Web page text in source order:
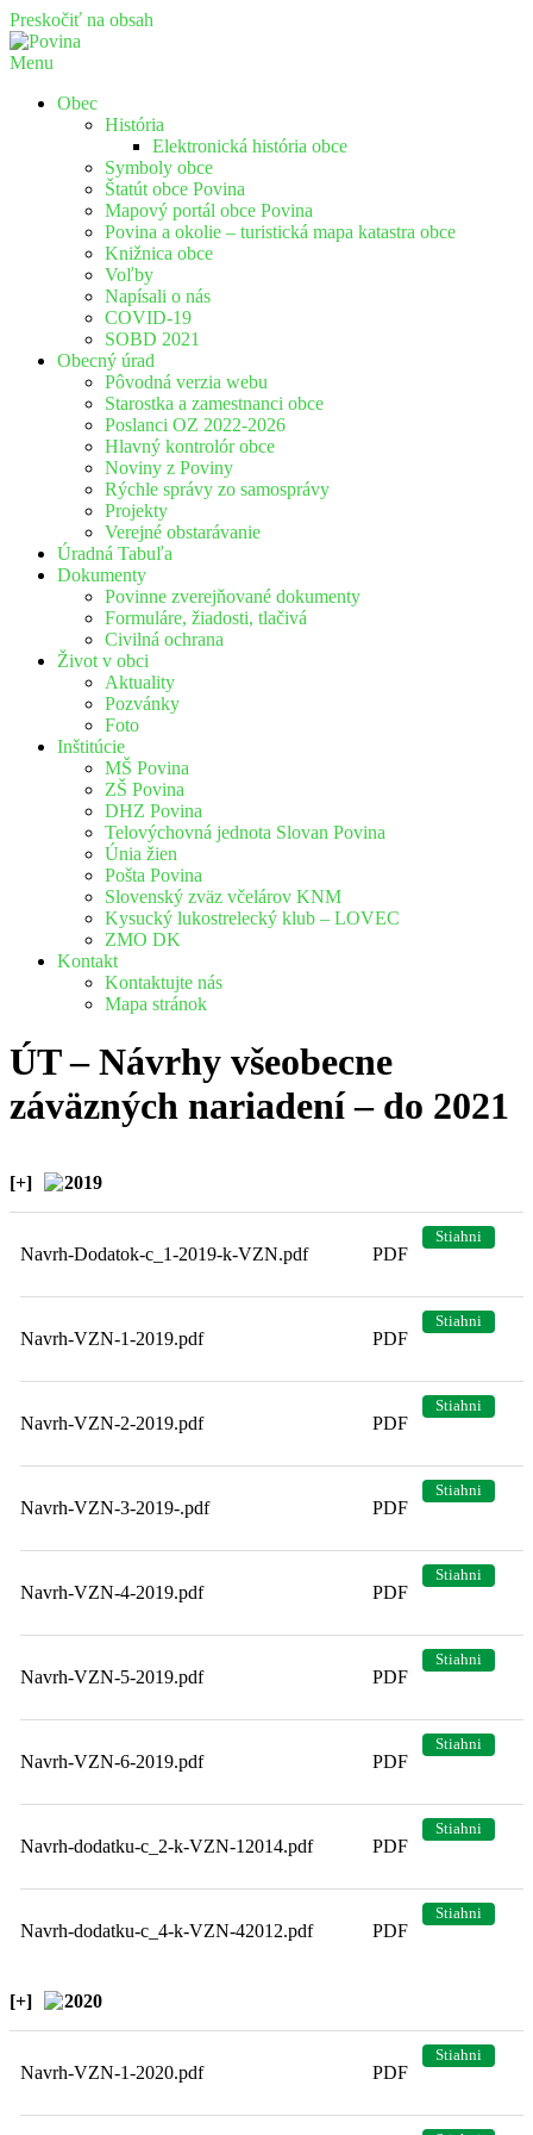
Preskočiť na obsah
Menu
Obec
História
Elektronická história obce
Symboly obce
Štatút obce Povina
Mapový portál obce Povina
Povina a okolie – turistická mapa katastra obce
Knižnica obce
Voľby
Napísali o nás
COVID-19
SOBD 2021
Obecný úrad
Pôvodná verzia webu
Starostka a zamestnanci obce
Poslanci OZ 2022-2026
Hlavný kontrolór obce
Noviny z Poviny
Rýchle správy zo samosprávy
Projekty
Verejné obstarávanie
Úradná Tabuľa
Dokumenty
Povinne zverejňované dokumenty
Formuláre, žiadosti, tlačivá
Civilná ochrana
Život v obci
Aktuality
Pozvánky
Foto
Inštitúcie
MŠ Povina
ZŠ Povina
DHZ Povina
Telovýchovná jednota Slovan Povina
Únia žien
Pošta Povina
Slovenský zväz včelárov KNM
Kysucký lukostrelecký klub – LOVEC
ZMO DK
Kontakt
Kontaktujte nás
Mapa stránok
ÚT – Návrhy všeobecne
záväzných nariadení – do 2021
2019
[+]
Navrh-Dodatok-c_1-2019-k-VZN.pdf PDF
Stiahni
Navrh-VZN-1-2019.pdf PDF
Stiahni
Navrh-VZN-2-2019.pdf PDF
Stiahni
Navrh-VZN-3-2019-.pdf PDF
Stiahni
Navrh-VZN-4-2019.pdf PDF
Stiahni
Navrh-VZN-5-2019.pdf PDF
Stiahni
Navrh-VZN-6-2019.pdf PDF
Stiahni
Navrh-dodatku-c_2-k-VZN-12014.pdf PDF
Stiahni
Navrh-dodatku-c_4-k-VZN-42012.pdf PDF
Stiahni
2020
[+]
Navrh-VZN-1-2020.pdf PDF
Stiahni